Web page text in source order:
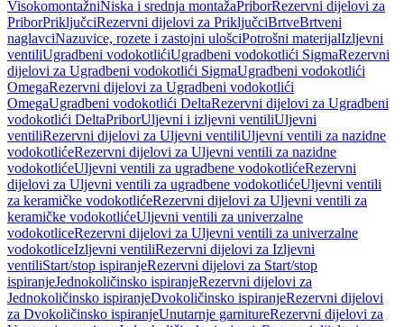
VisokomontažniNiska i srednja montažaPriborRezervni dijelovi za
PriborPriključciRezervni dijelovi za PriključciBrtveBrtveni
naglavciNazuvice, rozete i zastojni ulošciPotrošni materijalIzljevni
ventiliUgradbeni vodokotlićiUgradbeni vodokotlići SigmaRezervni
dijelovi za Ugradbeni vodokotlići SigmaUgradbeni vodokotlići
OmegaRezervni dijelovi za Ugradbeni vodokotlići
OmegaUgradbeni vodokotlići DeltaRezervni dijelovi za Ugradbeni
vodokotlići DeltaPriborUljevni i izljevni ventiliUljevni
ventiliRezervni dijelovi za Uljevni ventiliUljevni ventili za nazidne
vodokotlićeRezervni dijelovi za Uljevni ventili za nazidne
vodokotlićeUljevni ventili za ugradbene vodokotlićeRezervni
dijelovi za Uljevni ventili za ugradbene vodokotlićeUljevni ventili
za keramičke vodokotlićeRezervni dijelovi za Uljevni ventili za
keramičke vodokotlićeUljevni ventili za univerzalne
vodokotliceRezervni dijelovi za Uljevni ventili za univerzalne
vodokotliceIzljevni ventiliRezervni dijelovi za Izljevni
ventiliStart/stop ispiranjeRezervni dijelovi za Start/stop
ispiranjeJednokoličinsko ispiranjeRezervni dijelovi za
Jednokoličinsko ispiranjeDvokoličinsko ispiranjeRezervni dijelovi
za Dvokoličinsko ispiranjeUnutarnje garnitureRezervni dijelovi za